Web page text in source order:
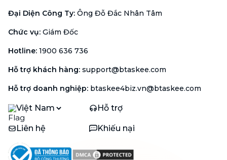
Đại Diện Công Ty: Ông Đỗ Đắc Nhân Tâm
Chức vụ: Giám Đốc
Hotline: 1900 636 736
Hỗ trợ khách hàng: support@btaskee.com
Hỗ trợ doanh nghiệp: btaskee4biz.vn@btaskee.com
Việt Nam Hỗ trợ
Liên hệ Khiếu nại